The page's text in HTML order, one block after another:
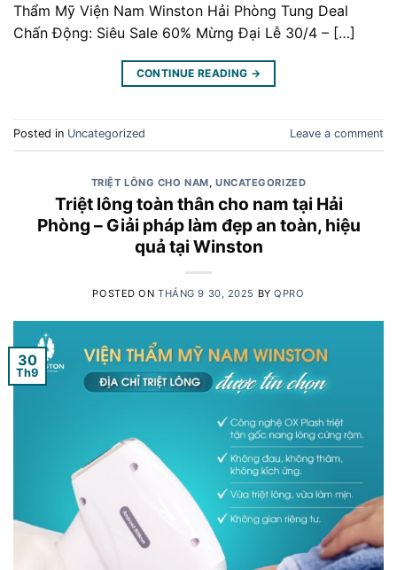
Thẩm Mỹ Viện Nam Winston Hải Phòng Tung Deal
Chấn Động: Siêu Sale 60% Mừng Đại Lễ 30/4 – […]
CONTINUE READING →
Posted in Uncategorized Leave a comment
TRIỆT LÔNG CHO NAM, UNCATEGORIZED
Triệt lông toàn thân cho nam tại Hải
Phòng – Giải pháp làm đẹp an toàn, hiệu
quả tại Winston
POSTED ONTHÁNG 9 30, 2025 BYQPRO
30
Th9